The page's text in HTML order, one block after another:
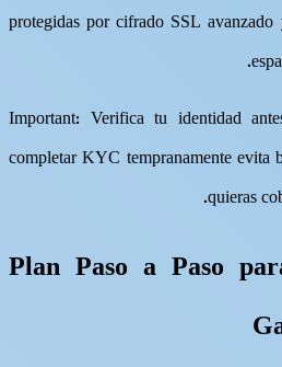
protegidas por cifrado SSL
Important: Verifica tu identidad
completar KYC tempranamente evita
quieras
Plan Paso a Paso